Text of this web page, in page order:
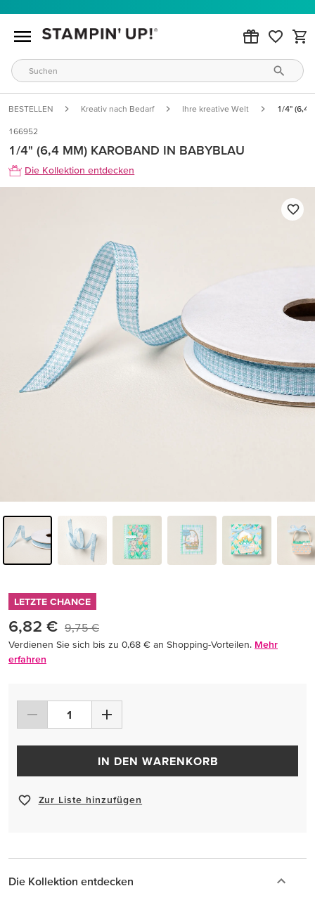
BESTELLEN Kreativ nach Bedarf Ihre kreative Welt 1/4" (6,4
166952
1/4" (6,4 MM) KAROBAND IN BABYBLAU
Die Kollektion entdecken
LETZTE CHANCE
6,82 € 9,75 €
Verdienen Sie sich bis zu 0,68 € an Shopping-Vorteilen. Mehr
erfahren
IN DEN WARENKORB
Zur Liste hinzufügen
Die Kollektion entdecken